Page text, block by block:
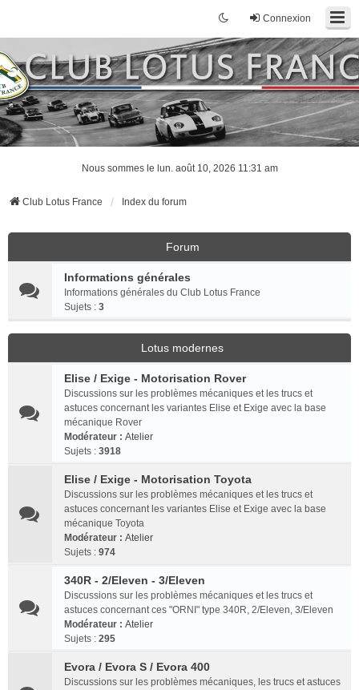
Connexion
Nous sommes le lun. août 10, 2026 11:31 am
Club Lotus France Index du forum
Forum
Informations générales
Informations générales du Club Lotus France
Sujets : 3
Lotus modernes
Elise / Exige - Motorisation Rover
Discussions sur les problèmes mécaniques et les trucs et
astuces concernant les variantes Elise et Exige avec la base
mécanique Rover
Modérateur : Atelier
Sujets : 3918
Elise / Exige - Motorisation Toyota
Discussions sur les problèmes mécaniques et les trucs et
astuces concernant les variantes Elise et Exige avec la base
mécanique Toyota
Modérateur : Atelier
Sujets : 974
340R - 2/Eleven - 3/Eleven
Discussions sur les problèmes mécaniques et les trucs et
astuces concernant ces "ORNI" type 340R, 2/Eleven, 3/Eleven
Modérateur : Atelier
Sujets : 295
Evora / Evora S / Evora 400
Discussions sur les problèmes mécaniques, les trucs et astuces